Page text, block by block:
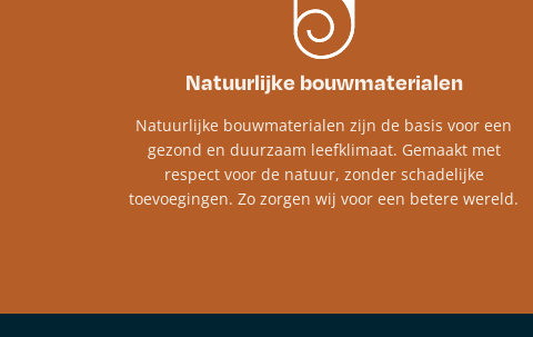
Natuurlijke bouwmaterialen
Natuurlijke bouwmaterialen zijn de basis voor een
gezond en duurzaam leefklimaat. Gemaakt met
respect voor de natuur, zonder schadelijke
toevoegingen. Zo zorgen wij voor een betere wereld.